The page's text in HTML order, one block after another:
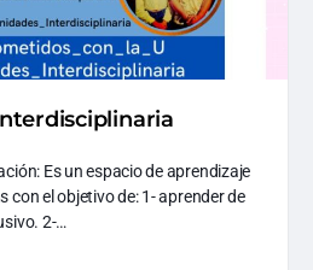
Es un espacio de aprendizaje
con el objetivo de: 1- aprender de
2-…